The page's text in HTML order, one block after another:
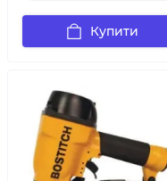
Купити